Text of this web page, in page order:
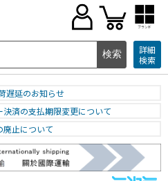
ブランド
詳細
検索
遅延のお知らせ
決済の支払期限変更について
廃止について